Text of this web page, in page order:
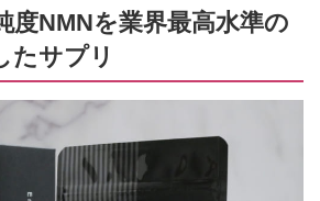
度NMNを業界最高水準の
たサプリ